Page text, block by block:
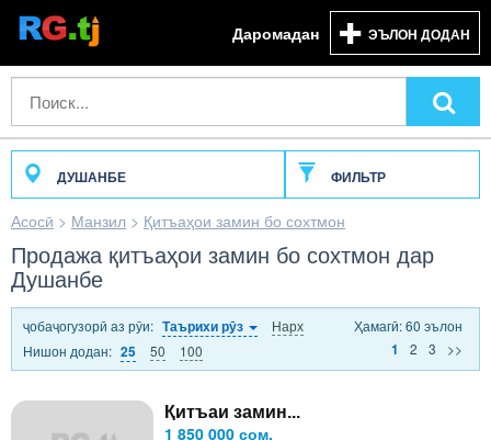
Даромадан ЭЪЛОН ДОДАН
ДУШАНБЕ ФИЛЬТР
Асосӣ > Манзил > Қитъаҳои замин бо сохтмон
Продажа қитъаҳои замин бо сохтмон дар
Душанбе
ҷобаҷогузорӣ аз рӯи: Таърихи рӯз
Нарх
Нишон додан: 25 50 100
Ҳамагӣ: 60 эълон
1
2 3 >>
Қитъаи замин...
1 850 000 сом.